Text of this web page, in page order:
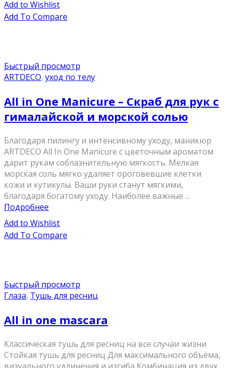
Add to Wishlist
Add To Compare
Быстрый просмотр
ARTDECO, уход по телу
All in One Manicure – Скраб для рук с
гималайской и морской солью
Благодаря пилингу и интенсивному уходу, маникюр
ARTDECO All In One Manicure с цветочным ароматом
дарит рукам соблазнительную мягкость. Мелкая
морская соль мягко удаляет ороговевшие клетки
кожи и кутикулы. Ваши руки станут мягкими,
благодаря богатому уходу. Наиболее важные ...
Подробнее
Add to Wishlist
Add To Compare
Быстрый просмотр
Глаза, Тушь для ресниц
All in one mascara
Классическая тушь для ресниц на все случаи жизни
Стойкая тушь для ресниц Для максимального объёма,